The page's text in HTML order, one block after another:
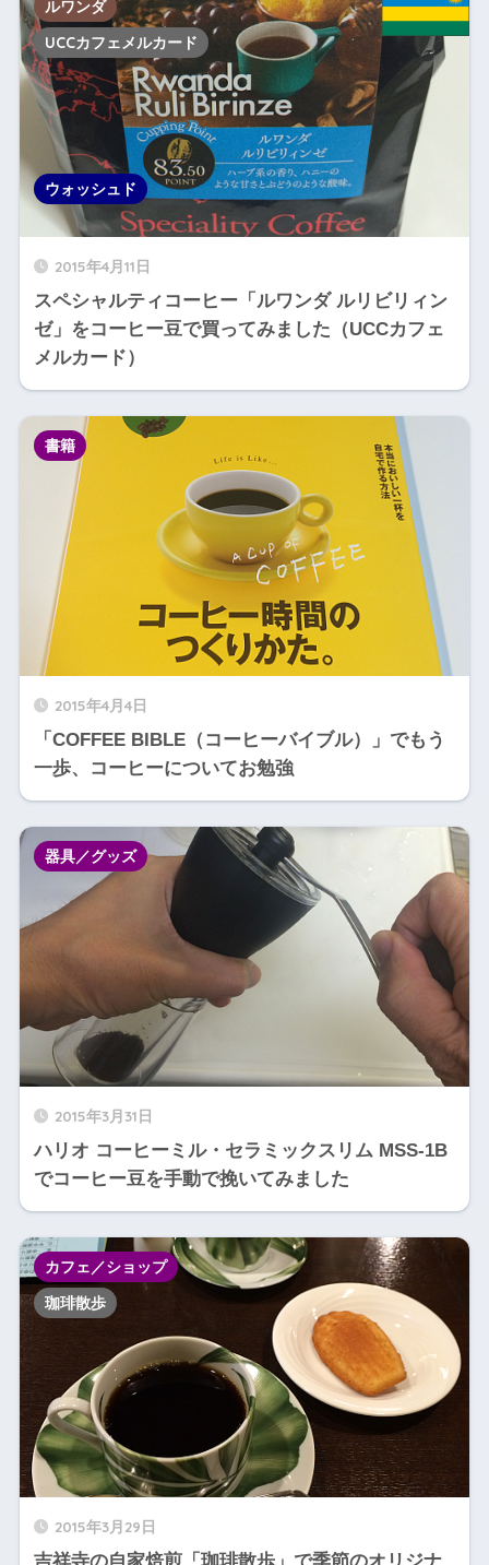
2015年4月11日
スペシャルティコーヒー「ルワンダ ルリビリィン
ゼ」をコーヒー豆で買ってみました（UCCカフェ
メルカード）
ルワンダ
ウォッシュド
UCCカフェメルカード
2015年4月4日
「COFFEE BIBLE（コーヒーバイブル）」でもう
一歩、コーヒーについてお勉強
書籍
2015年3月31日
ハリオ コーヒーミル・セラミックスリム MSS-1B
でコーヒー豆を手動で挽いてみました
器具／グッズ
2015年3月29日
カフェ／ショップ
珈琲散歩